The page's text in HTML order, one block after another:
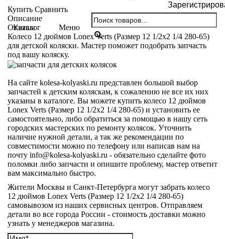
Каталог Меню
Купить Сравнить
Описание
Отзывы
Колесо 12 дюймов Lonex Verts (Размер 12 1/2х2 1/4 280-65)
для детской коляски. Мастер поможет подобрать запчасть
под вашу коляску.
На сайте kolesa-kolyaski.ru представлен большой выбор
запчастей к детским коляскам, к сожалению не все их них
указаны в каталоге. Вы можете купить колесо 12 дюймов
Lonex Verts (Размер 12 1/2х2 1/4 280-65) и установить ее
самостоятельно, либо обратиться за помощью в нашу сеть
городских мастерских по ремонту колясок. Уточнить
наличие нужной детали, а так же рекомендации по
совместимости можно по телефону или написав нам на
почту info@kolesa-kolyaski.ru - обязательно сделайте фото
поломки либо запчасти и опишите проблему, мастер ответит
вам максимально быстро.
Жители Москвы и Санкт-Петербурга могут забрать колесо
12 дюймов Lonex Verts (Размер 12 1/2х2 1/4 280-65)
самовывозом из наших сервисных центров. Отправляем
детали во все города России - стоимость доставки можно
узнать у менеджеров магазина.